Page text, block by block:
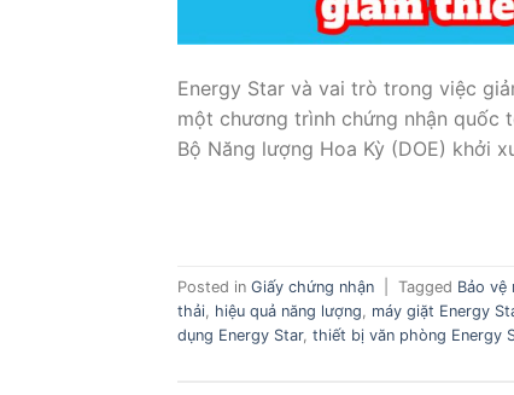
Energy Star và vai trò trong việc
một chương trình chứng nhận quốc
Bộ Năng lượng Hoa Kỳ (DOE) khởi
Posted in Giấy chứng nhận Tagged Bảo vệ
thải hiệu quả năng lượng máy giặt Energy
dụng Energy Star, thiết bị văn phòng Energy